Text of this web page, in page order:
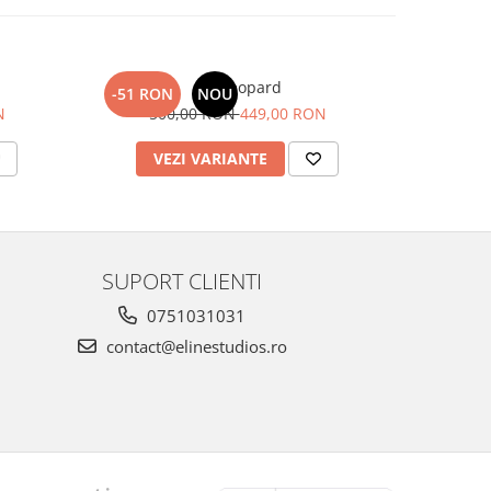
-51 RON NOU
Set Leopard
500,00 RON449,00 RON
VEZI VARIANTE
SUPORT CLIENTI
0751031031
contact@elinestudios.ro